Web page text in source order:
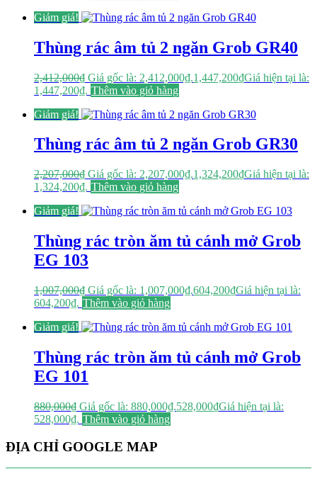
Giảm giá!
Thùng rác âm tủ 2 ngăn Grob GR40
2,412,000₫ Giá gốc là: 2,412,000₫.1,447,200₫Giá hiện tại là:
1,447,200₫. Thêm vào giỏ hàng
Giảm giá!
Thùng rác âm tủ 2 ngăn Grob GR30
2,207,000₫ Giá gốc là: 2,207,000₫.1,324,200₫Giá hiện tại là:
1,324,200₫. Thêm vào giỏ hàng
Giảm giá!
Thùng rác tròn ăm tủ cánh mở Grob
EG 103
1,007,000₫ Giá gốc là: 1,007,000₫.604,200₫Giá hiện tại là:
604,200₫. Thêm vào giỏ hàng
Giảm giá!
Thùng rác tròn ăm tủ cánh mở Grob
EG 101
880,000₫ Giá gốc là: 880,000₫.528,000₫Giá hiện tại là:
528,000₫. Thêm vào giỏ hàng
ĐỊA CHỈ GOOGLE MAP